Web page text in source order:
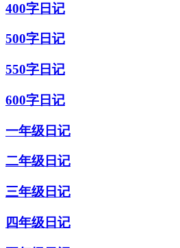
400字日记
500字日记
550字日记
600字日记
一年级日记
二年级日记
三年级日记
四年级日记